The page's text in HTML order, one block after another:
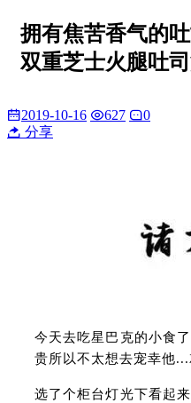
拥有焦苦香气的
双重芝士火腿吐
2019-10-16 627
0
分享
今天去吃星巴克的小食
贵所以不太想去宠幸他
选了个柜台灯光下看起